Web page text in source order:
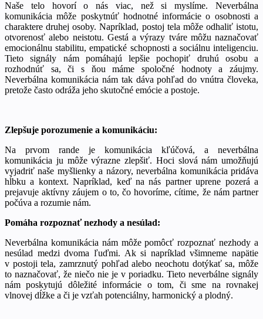
Naše telo hovorí o nás viac, než si myslíme. Neverbálna
komunikácia môže poskytnúť hodnotné informácie o osobnosti a
charaktere druhej osoby. Napríklad, postoj tela môže odhaliť istotu,
otvorenosť alebo neistotu. Gestá a výrazy tváre môžu naznačovať
emocionálnu stabilitu, empatické schopnosti a sociálnu inteligenciu.
Tieto signály nám pomáhajú lepšie pochopiť druhú osobu a
rozhodnúť sa, či s ňou máme spoločné hodnoty a záujmy.
Neverbálna komunikácia nám tak dáva pohľad do vnútra človeka,
pretože často odráža jeho skutočné emócie a postoje.
Zlepšuje porozumenie a komunikáciu:
Na prvom rande je komunikácia kľúčová, a neverbálna
komunikácia ju môže výrazne zlepšiť. Hoci slová nám umožňujú
vyjadriť naše myšlienky a názory, neverbálna komunikácia pridáva
hĺbku a kontext. Napríklad, keď na nás partner uprene pozerá a
prejavuje aktívny záujem o to, čo hovoríme, cítime, že nám partner
počúva a rozumie nám.
Pomáha rozpoznať nezhody a nesúlad:
Neverbálna komunikácia nám môže pomôcť rozpoznať nezhody a
nesúlad medzi dvoma ľuďmi. Ak si napríklad všimneme napätie
v postoji tela, zamrznutý pohľad alebo neochotu dotýkať sa, môže
to naznačovať, že niečo nie je v poriadku. Tieto neverbálne signály
nám poskytujú dôležité informácie o tom, či sme na rovnakej
vlnovej dĺžke a či je vzťah potenciálny, harmonický a plodný.